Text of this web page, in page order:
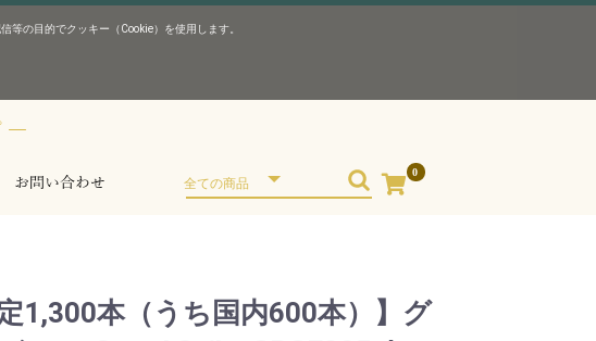
―
ブ
ブ
お問い合わせ
0
定1,300本（うち国内600本）】グ
等の目的でクッキー（Cookie）を使用します。